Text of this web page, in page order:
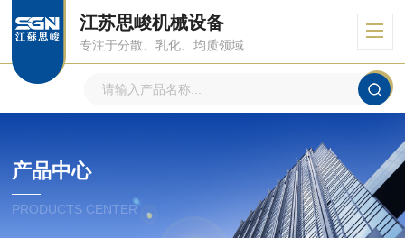
江苏思峻机械设备
专注于分散、乳化、均质领域
产品中心
PRODUCTS CENTER